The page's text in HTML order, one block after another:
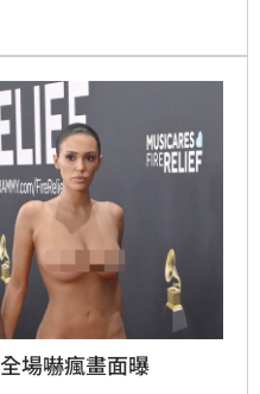
前暴露的輪廓立即成為
場嚇瘋畫面曝